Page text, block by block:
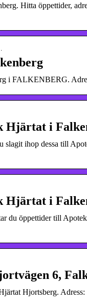
Hitta öppettider,
i FALKENBERG.
Hjärtat i
slagit ihop dessa till
Hjärtat i
du öppettider till
6,
Hjortsberg.